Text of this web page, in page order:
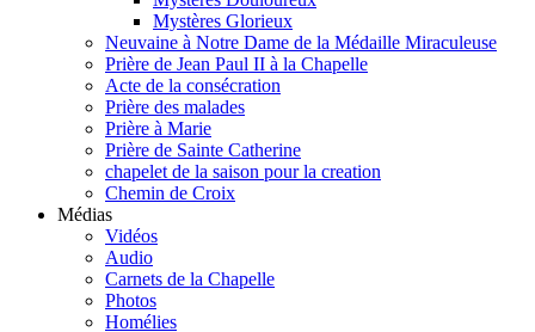
Mystères Glorieux
Neuvaine à Notre Dame de la Médaille Miraculeuse
Prière de Jean Paul II à la Chapelle
Acte de la consécration
Prière des malades
Prière à Marie
Prière de Sainte Catherine
chapelet de la saison pour la creation
Chemin de Croix
Médias
Vidéos
Audio
Carnets de la Chapelle
Photos
Homélies